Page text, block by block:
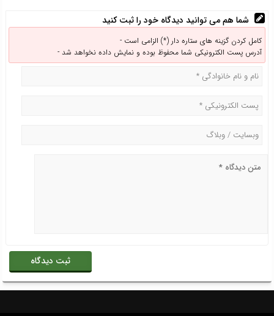
شما هم می توانید دیدگاه خود را ثبت کنید
کامل کردن گزینه های ستاره دار (*) الزامی است -
آدرس پست الکترونیکی شما محفوظ بوده و نمایش داده نخواهد شد -